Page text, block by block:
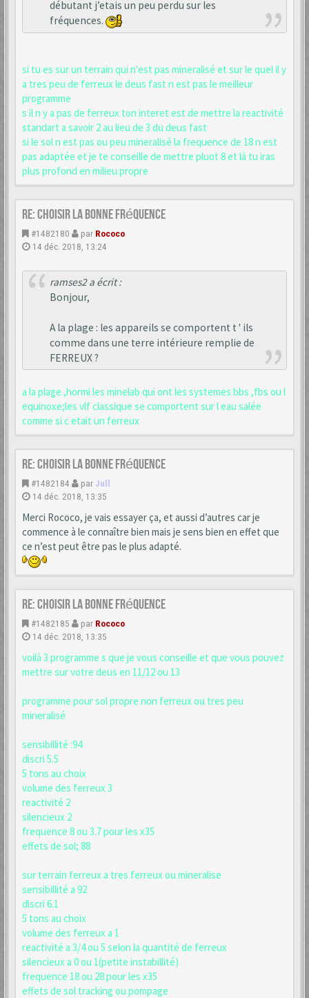
débutant j’etais un peu perdu sur les
fréquences.
si tu es sur un terrain qui n'est pas mineralisé et sur le quel il y
a tres peu de ferreux le deus fast n est pas le meilleur
programme
s il n y a pas de ferreux ton interet est de mettre la reactivité
standart a savoir 2 au lieu de 3 du deus fast
si le sol n est pas ou peu mineralisé la frequence de 18 n est
pas adaptée et je te conseille de mettre pluot 8 et là tu iras
plus profond en milieu propre
Re: choisir la bonne fréquence
#1482180 par Rococo
14 déc. 2018, 13:24
ramses2 a écrit :
Bonjour,
A la plage : les appareils se comportent t ' ils
comme dans une terre intérieure remplie de
FERREUX ?
a la plage ,hormi les minelab qui ont les systemes bbs ,fbs ou l
equinoxe;les vlf classique se comportent sur l eau salée
comme si c etait un ferreux
Re: choisir la bonne fréquence
#1482184 par Jull
14 déc. 2018, 13:35
Merci Rococo, je vais essayer ça, et aussi d’autres car je
commence à le connaître bien mais je sens bien en effet que
ce n’est peut être pas le plus adapté.
Re: choisir la bonne fréquence
#1482185 par Rococo
14 déc. 2018, 13:35
voilà 3 programme s que je vous conseille et que vous pouvez
mettre sur votre deus en 11/12 ou 13
programme pour sol propre non ferreux ou tres peu
mineralisé
sensibillité :94
discri 5.5
5 tons au choix
volume des ferreux 3
reactivité 2
silencieux 2
frequence 8 ou 3.7 pour les x35
effets de sol; 88
sur terrain ferreux a tres ferreux ou mineralise
sensibillité a 92
discri 6.1
5 tons au choix
volume des ferreux a 1
reactivité a 3/4 ou 5 selon la quantité de ferreux
silencieux a 0 ou 1(petite instabillité)
frequence 18 ou 28 pour les x35
effets de sol tracking ou pompage